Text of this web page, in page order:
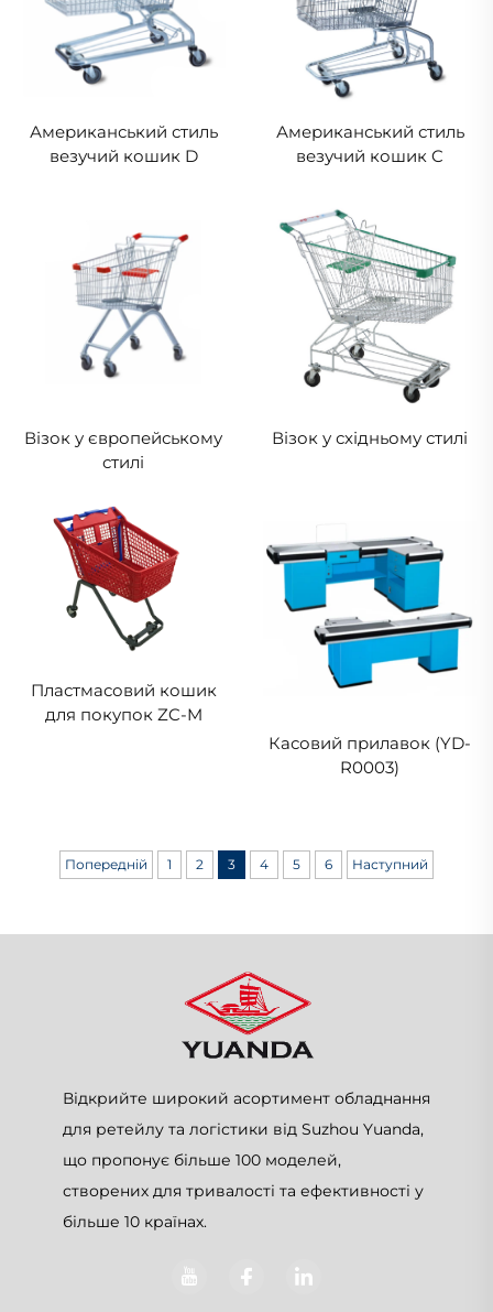
Американський стиль
везучий кошик D
Американський стиль
везучий кошик C
Візок у європейському
стилі
Візок у східньому стилі
Пластмасовий кошик
для покупок ZC-M
Касовий прилавок (YD-
R0003)
Попередній 1 2 3 4 5 6 Наступний
Відкрийте широкий асортимент обладнання
для ретейлу та логістики від Suzhou Yuanda,
що пропонує більше 100 моделей,
створених для тривалості та ефективності у
більше 10 країнах.